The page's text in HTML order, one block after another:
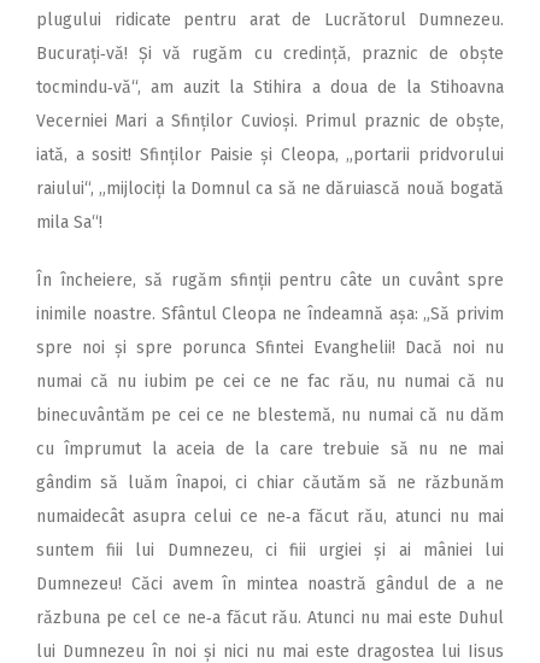
plugului ridicate pentru arat de Lucrătorul Dumnezeu.
Bucurați‑vă! Și vă rugăm cu credință, praznic de obște
tocmindu‑vă“, am auzit la Stihira a doua de la Stihoavna
Vecerniei Mari a Sfinților Cuvioși. Primul praznic de obște,
iată, a sosit! Sfinților Paisie și Cleopa, „portarii pridvorului
raiului“, „mijlociți la Domnul ca să ne dăruiască nouă bogată
mila Sa“!
În încheiere, să rugăm sfinții pentru câte un cuvânt spre
inimile noastre. Sfântul Cleopa ne îndeamnă așa: „Să privim
spre noi și spre porunca Sfintei Evanghelii! Dacă noi nu
numai că nu iubim pe cei ce ne fac rău, nu numai că nu
binecuvântăm pe cei ce ne blestemă, nu numai că nu dăm
cu împrumut la aceia de la care trebuie să nu ne mai
gândim să luăm înapoi, ci chiar căutăm să ne răzbunăm
numaidecât asupra celui ce ne‑a făcut rău, atunci nu mai
suntem fiii lui Dumnezeu, ci fiii urgiei și ai mâniei lui
Dumnezeu! Căci avem în mintea noastră gândul de a ne
răzbuna pe cel ce ne‑a făcut rău. Atunci nu mai este Duhul
lui Dumnezeu în noi și nici nu mai este dragostea lui Iisus